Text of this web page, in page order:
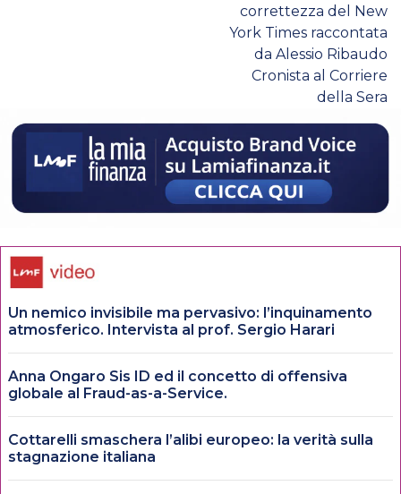
correttezza del New
York Times raccontata
da Alessio Ribaudo
Cronista al Corriere
della Sera
Un nemico invisibile ma pervasivo: l’inquinamento
atmosferico. Intervista al prof. Sergio Harari
Anna Ongaro Sis ID ed il concetto di offensiva
globale al Fraud-as-a-Service.
Cottarelli smaschera l’alibi europeo: la verità sulla
stagnazione italiana